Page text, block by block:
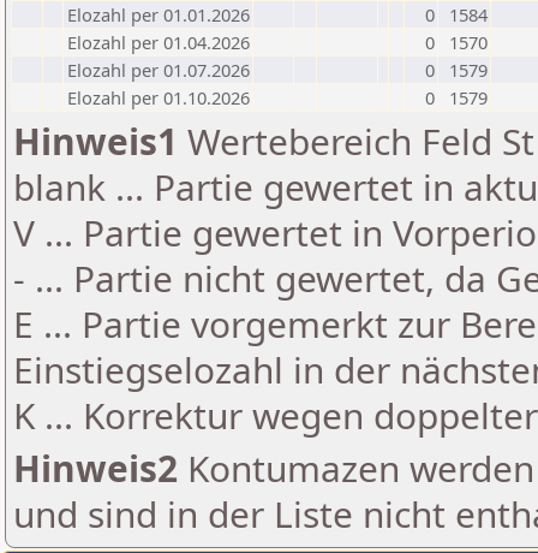
Elozahl per 01.01.2026
0
1584
Elozahl per 01.04.2026
0
1570
Elozahl per 01.07.2026
0
1579
Elozahl per 01.10.2026
0 1579
Hinweis1 Wertebereich Feld
blank ... Partie gewertet in
V ... Partie gewertet in
- ... Partie nicht gewertet, da
E ... Partie vorgemerkt zur
Einstiegselozahl in der
K ... Korrektur wegen
Hinweis2 Kontumazen
und sind in der Liste nicht